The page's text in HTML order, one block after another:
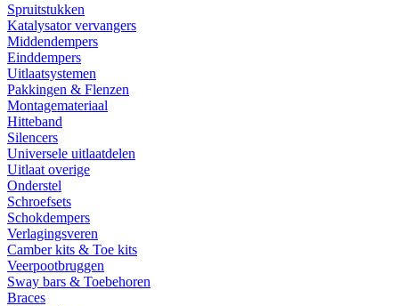
Spruitstukken
Katalysator vervangers
Middendempers
Einddempers
Uitlaatsystemen
Pakkingen & Flenzen
Montagemateriaal
Hitteband
Silencers
Universele uitlaatdelen
Uitlaat overige
Onderstel
Schroefsets
Schokdempers
Verlagingsveren
Camber kits & Toe kits
Veerpootbruggen
Sway bars & Toebehoren
Braces